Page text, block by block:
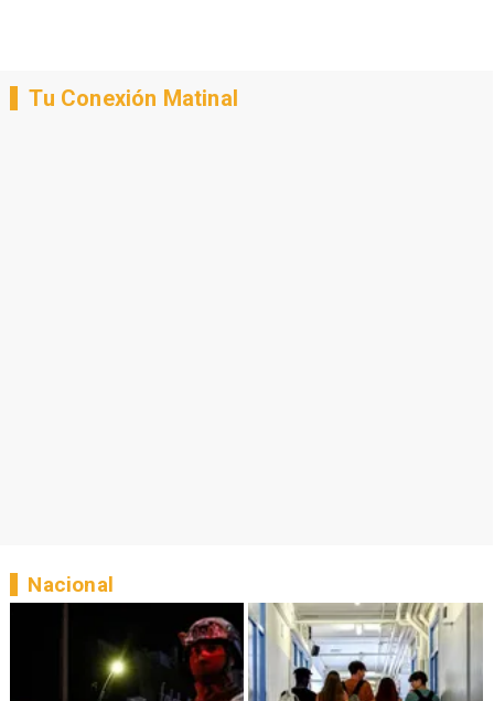
Tu Conexión Matinal
Nacional